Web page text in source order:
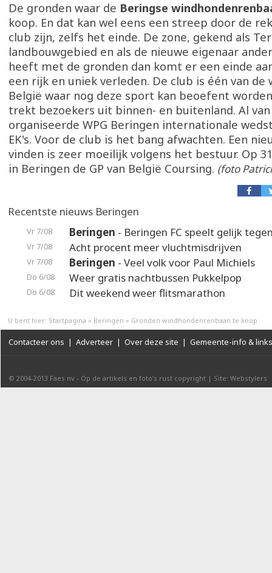
De gronden waar de Beringse
koop. En dat kan wel eens een streep door de
club zijn, zelfs het einde. De zone, gekend als
landbouwgebied en als de nieuwe eigenaar
heeft met de gronden dan komt er een einde
een rijk en uniek verleden. De club is één van de
België waar nog deze sport kan beoefent
trekt bezoekers uit binnen- en buitenland. Al
organiseerde WPG Beringen internationale
EK's. Voor de club is het bang afwachten. Een
vinden is zeer moeilijk volgens het bestuur. Op
in Beringen de GP van België Coursing. (foto
Recentste nieuws Beringen
Vr 7/08 Beringen - Beringen FC speelt gelijk
Vr 7/08 Acht procent meer vluchtmisdrijven
Vr 7/08 Beringen - Veel volk voor Paul Michiels
Do 6/08 Weer gratis nachtbussen Pukkelpop
Do 6/08 Dit weekend weer flitsmarathon
U bent hier: Startpagina » Beringen » Gronden windhondenrenbaan te koop
Contacteer ons | Adverteer | Over deze site | Gemeente-info & links
© 2004-2013 Faes nv - Op de artikels en foto’s rust copyright | Site: Webstylers